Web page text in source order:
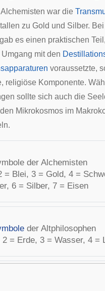
war die
zu Gold und Silber.
es einen praktischen
mit den
voraussetzte,
religiöse Komponente.
sollte sich auch die
Mikrokosmos im
der Alchemisten
= Blei, 3 = Gold, 4 =
6 = Silber, 7 = Eisen
der Altphilosophen
2 = Erde, 3 = Wasser, 4 =